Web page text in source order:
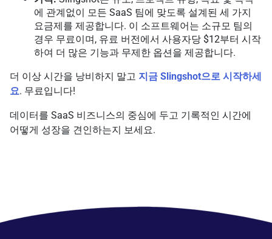
에 관계없이 모든 SaaS 팀에 맞도록 설계된 세 가지
요금제를 제공합니다. 이 소프트웨어는 소규모 팀의
경우 무료이며, 유료 버전에서 사용자당 $12부터 시작
하여 더 많은 기능과 무제한 옵션을 제공합니다.
더 이상 시간을 낭비하지 말고 지금 Slingshot으로 시작하세
요. 무료입니다!
데이터를 SaaS 비즈니스의 중심에 두고 기록적인 시간에
어떻게 성장을 견인하는지 보세요.